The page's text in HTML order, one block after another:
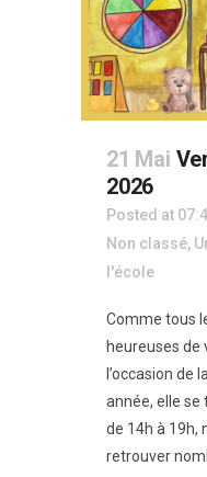
21 Mai
2026
Posted at
Non classé,
l'école
Comme tous
heureuses de
l’occasion de
année, elle se
de 14h à 19h,
retrouver